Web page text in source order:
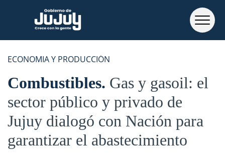
ECONOMIA Y PRODUCCIÓN
Combustibles Gas y gasoil: el
sector público y privado de
Jujuy dialogó con Nación para
garantizar el abastecimiento